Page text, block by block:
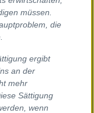
müssen.
die
ergibt
an der
mehr
Sättigung
wenn